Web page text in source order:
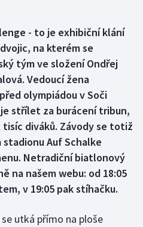
- to je exhibiční klání
na kterém se
tým ve složení Ondřej
Vedoucí žena
olympiádou v Soči
střílet za burácení tribun,
diváků. Závody se totiž
Auf Schalke
Netradiční biatlonový
na našem webu: od 18:05
v 19:05 pak stíhačku.
utká přímo na ploše